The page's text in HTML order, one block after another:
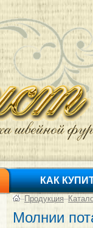
КАК
–Продукция–
Молнии